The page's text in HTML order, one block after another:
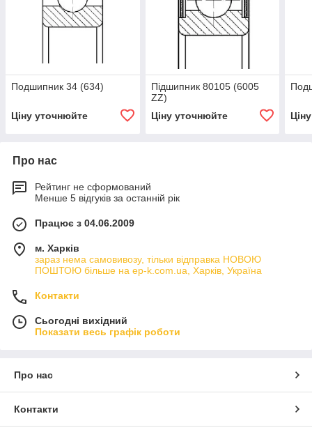
Подшипник 34 (634)
Ціну уточнюйте
Підшипник 80105 (6005
ZZ)
Ціну уточнюйте
Про нас
Рейтинг не сформований
Менше 5 відгуків за останній рік
Працює з 04.06.2009
м. Харків
зараз нема самовивозу, тільки відправка НОВОЮ
ПОШТОЮ більше на ep-k.com.ua, Харків, Україна
Контакти
Сьогодні вихідний
Показати весь графік роботи
Про нас
Контакти